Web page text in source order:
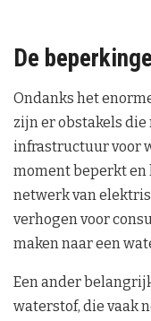
De
Ondanks het
zijn er obstakels
infrastructuur voor
moment beperkt en
netwerk van
verhogen voor
maken naar een
Een ander
waterstof, die vaak